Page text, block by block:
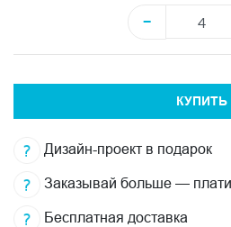
−
КУПИТЬ
Дизайн-проект в подарок
Заказывай больше —
Бесплатная доставка